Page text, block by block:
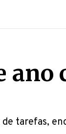
ano
tarefas,